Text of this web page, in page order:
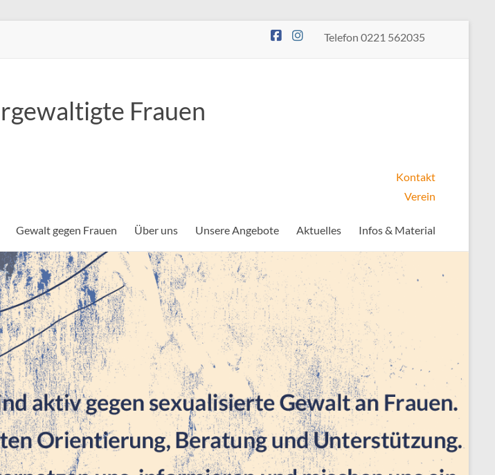
Telefon 0221 562035
Frauen
Kontakt
Verein
Gewalt gegen Frauen Über uns Unsere Angebote Aktuelles Infos & Material